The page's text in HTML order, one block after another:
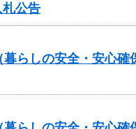
公告
らしの安全・安心確